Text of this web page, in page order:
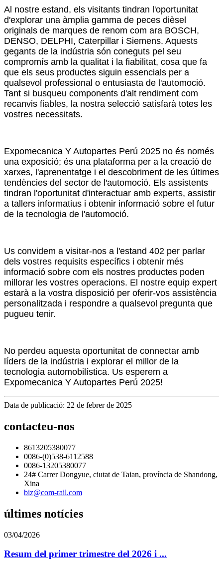
Al nostre estand, els visitants tindran l'oportunitat
d'explorar una àmplia gamma de peces dièsel
originals de marques de renom com ara BOSCH,
DENSO, DELPHI, Caterpillar i Siemens. Aquests
gegants de la indústria són coneguts pel seu
compromís amb la qualitat i la fiabilitat, cosa que fa
que els seus productes siguin essencials per a
qualsevol professional o entusiasta de l'automoció.
Tant si busqueu components d'alt rendiment com
recanvis fiables, la nostra selecció satisfarà totes les
vostres necessitats.
Expomecanica Y Autopartes Perú 2025 no és només
una exposició; és una plataforma per a la creació de
xarxes, l'aprenentatge i el descobriment de les últimes
tendències del sector de l'automoció. Els assistents
tindran l'oportunitat d'interactuar amb experts, assistir
a tallers informatius i obtenir informació sobre el futur
de la tecnologia de l'automoció.
Us convidem a visitar-nos a l'estand 402 per parlar
dels vostres requisits específics i obtenir més
informació sobre com els nostres productes poden
millorar les vostres operacions. El nostre equip expert
estarà a la vostra disposició per oferir-vos assistència
personalitzada i respondre a qualsevol pregunta que
pugueu tenir.
No perdeu aquesta oportunitat de connectar amb
líders de la indústria i explorar el millor de la
tecnologia automobilística. Us esperem a
Expomecanica Y Autopartes Perú 2025!
Data de publicació: 22 de febrer de 2025
contacteu-nos
8613205380077
0086-(0)538-6112588
0086-13205380077
24# Carrer Dongyue, ciutat de Taian, província de Shandong,
Xina
biz@com-rail.com
últimes notícies
03/04/2026
Resum del primer trimestre del 2026 i ...